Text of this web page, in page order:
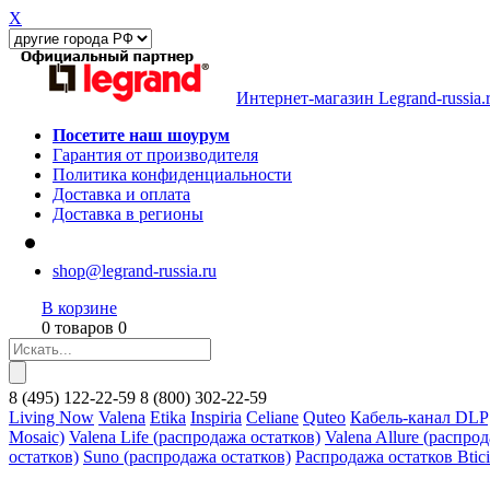
X
Интернет-магазин Legrand-
Посетите наш шоурум
Гарантия от производителя
Политика конфиденциальности
Доставка и оплата
Доставка в регионы
shop@legrand-russia.ru
В корзине
0 товаров 0
8 (495) 122-22-59 8 (800) 302-22-59
Living Now Valena Etika Inspiria Celiane Quteo Кабель-канал DLP
Mosaic) Valena Life (распродажа остатков) Valena Allure
остатков) Suno (распродажа остатков) Распродажа остатков